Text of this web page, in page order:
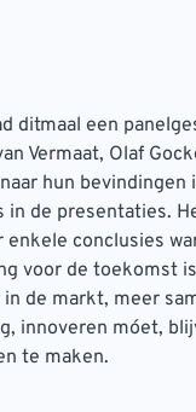
ditmaal een
Vermaat, Olaf
hun
in de presentaties.
conclusies
voor de toekomst
de markt, meer
innoveren móet,
te maken.